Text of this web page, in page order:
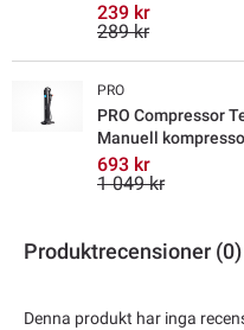
239 kr
289 kr
PRO
PRO Compressor
Manuell
693 kr
1 049 kr
Produktrecensioner (0)
Denna produkt har inga